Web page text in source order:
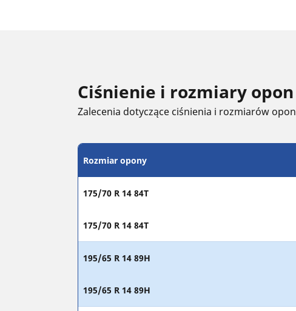
Ciśnienie i rozmiary
Zalecenia dotyczące ciśnienia i rozmiarów
Rozmiar opony
175/70 R 14 84T
175/70 R 14 84T
195/65 R 14 89H
195/65 R 14 89H